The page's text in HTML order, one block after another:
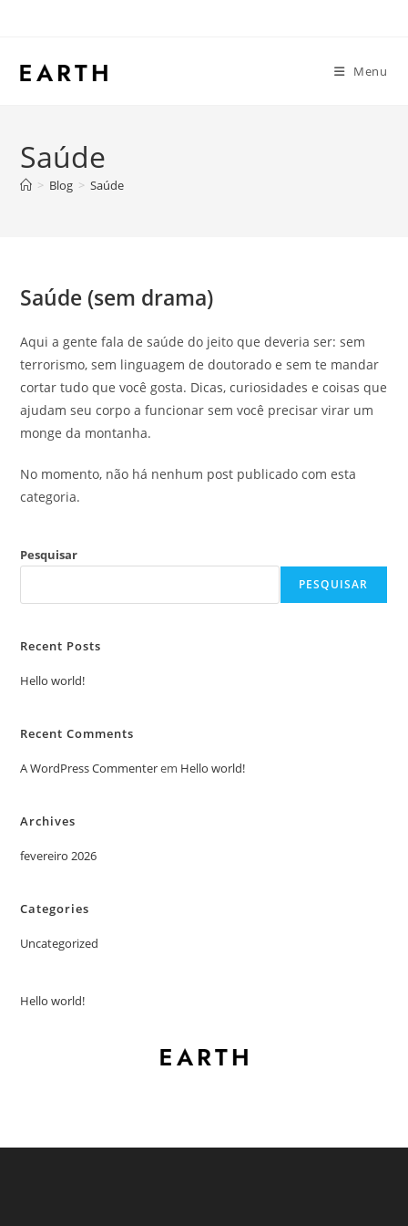
Menu
Saúde
> Blog > Saúde
Saúde (sem drama)
Aqui a gente fala de saúde do jeito que deveria ser: sem
terrorismo, sem linguagem de doutorado e sem te mandar
cortar tudo que você gosta. Dicas, curiosidades e coisas que
ajudam seu corpo a funcionar sem você precisar virar um
monge da montanha.
No momento, não há nenhum post publicado com esta
categoria.
Pesquisar
PESQUISAR
Recent Posts
Hello world!
Recent Comments
A WordPress Commenterem Hello world!
Archives
fevereiro 2026
Categories
Uncategorized
Hello world!